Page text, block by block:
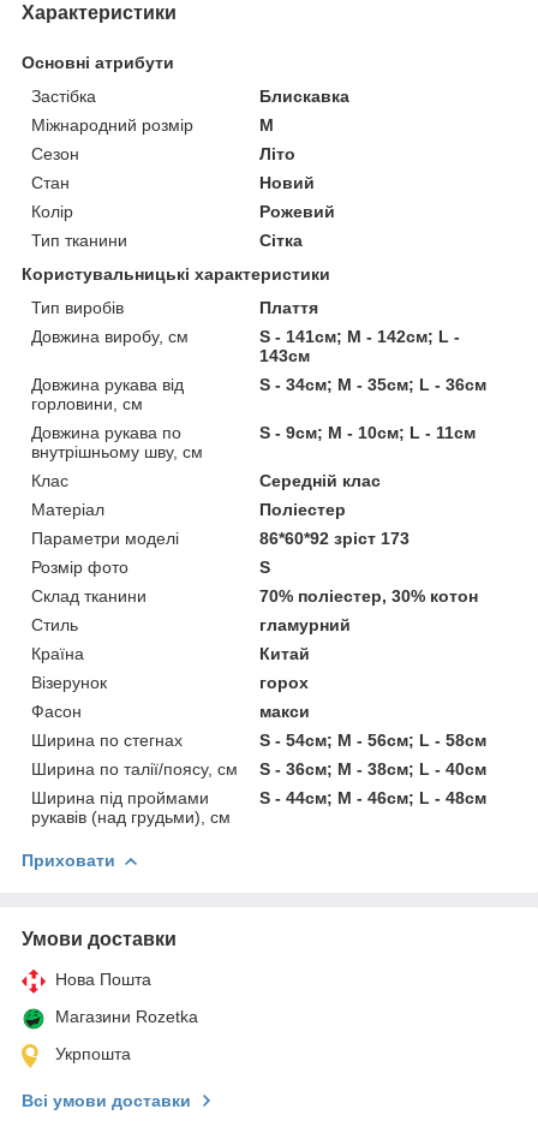
Характеристики
Основні атрибути
Застібка
Блискавка
Міжнародний розмір
M
Сезон
Літо
Стан
Новий
Колір
Рожевий
Тип тканини
Сітка
Користувальницькі характеристики
Тип виробів
Плаття
Довжина виробу, см
S - 141см; M - 142см; L -
143см
Довжина рукава від
горловини, см
S - 34см; M - 35см; L - 36см
Довжина рукава по
внутрішньому шву, см
S - 9см; M - 10см; L - 11см
Клас
Середній клас
Матеріал
Поліестер
Параметри моделі
86*60*92 зріст 173
Розмір фото
S
Склад тканини
70% поліестер, 30% котон
Стиль
гламурний
Країна
Китай
Візерунок
горох
Фасон
макси
Ширина по стегнах
S - 54см; M - 56см; L - 58см
Ширина по талії/поясу, см
S - 36см; M - 38см; L - 40см
Ширина під проймами
рукавів (над грудьми), см
S - 44см; M - 46см; L - 48см
Приховати
Умови доставки
Нова Пошта
Магазини Rozetka
Укрпошта
Всі умови доставки